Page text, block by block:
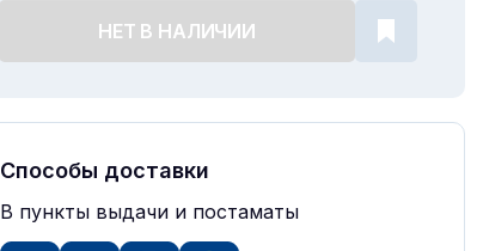
НЕТ В НАЛИЧИИ
Способы доставки
В пункты выдачи и постаматы